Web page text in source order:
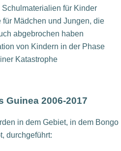
für Kinder
für Mädchen und Jungen, die
abgebrochen haben
von Kindern in der Phase
Katastrophe
Guinea 2006-2017
in dem Gebiet, in dem Bongo
durchgeführt: